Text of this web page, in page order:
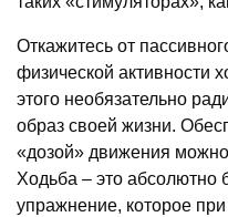
Откажитесь от
физической активности
этого необязательно
образ своей жизни.
«дозой» движения
Ходьба – это абсолютно
упражнение, которое